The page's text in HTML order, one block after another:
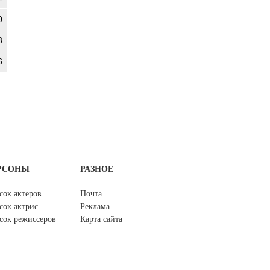
актеров
актрис
режиссеров
РАЗНОЕ
Почта
Реклама
Карта сайта